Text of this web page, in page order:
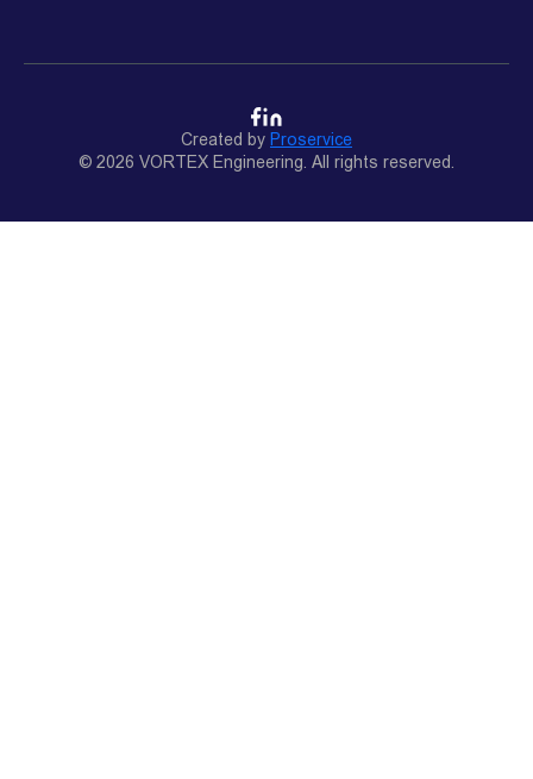
Created by Proservice
© 2026 VORTEX Engineering. All rights reserved.